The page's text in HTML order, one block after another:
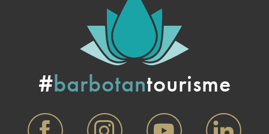
#barbotantourisme